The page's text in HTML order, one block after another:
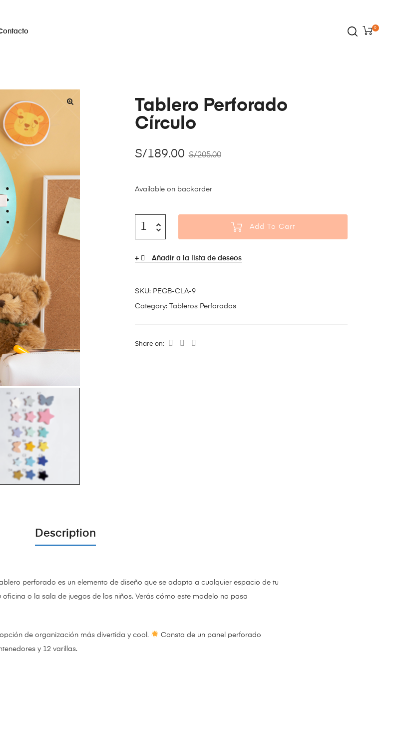
0
Tablero Perforado
Círculo
S/205.00
S/189.00
Available on backorder
Add To Cart
Añadir a la lista de deseos
SKU: PEGB-CLA-9
Category: Tableros Perforados
Share on:
Description
perforado es un elemento de diseño que se adapta a cualquier espacio de tu
o la sala de juegos de los niños. Verás cómo este modelo no pasa
de organización más divertida y cool.
Consta de un panel perforado
y 12 varillas.